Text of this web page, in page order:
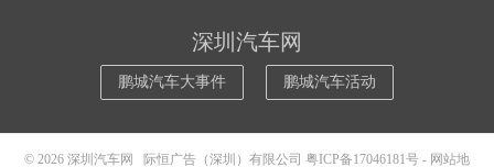
深圳汽车网
鹏城汽车大事件 鹏城汽车活动
© 2026 深圳汽车网 际恒广告（深圳）有限公司 粤ICP备17046181号 - 网站地